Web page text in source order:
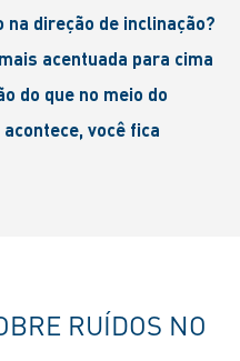
direção de inclinação?
acentuada para cima
do que no meio do
você fica
RUÍDOS NO